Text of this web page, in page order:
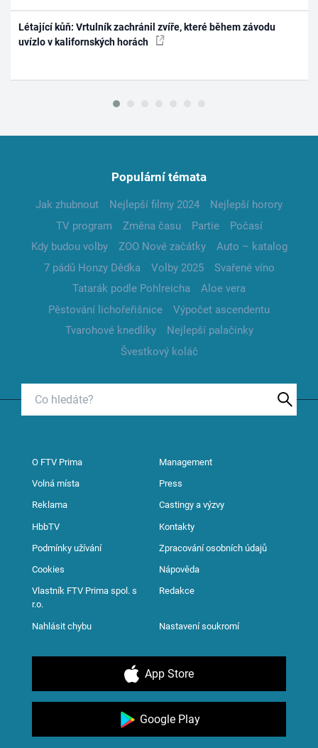
Létající kůň: Vrtulník zachránil zvíře, které během závodu
uvízlo v kalifornských horách
Populární témata
Jak zhubnout Nejlepší filmy 2024
Nejlepší horory
TV program
Změna času Partie
Počasí
Kdy budou volby
ZOO Nové začátky
Auto – katalog
7 pádů Honzy Dědka
Volby 2025
Svařené víno
Tatarák podle Pohlreicha
Aloe vera
Pěstování lichořeřišnice
Výpočet ascendentu
Tvarohové knedlíky
Nejlepší palačinky
Švestkový koláč
O FTV Prima Management
Volná místa Press
Reklama Castingy a výzvy
HbbTV Kontakty
Podmínky užívání Zpracování osobních údajů
Cookies Nápověda
Vlastník FTV Prima spol. s
r.o.
Redakce
Nahlásit chybu Nastavení soukromí
App Store
Google Play